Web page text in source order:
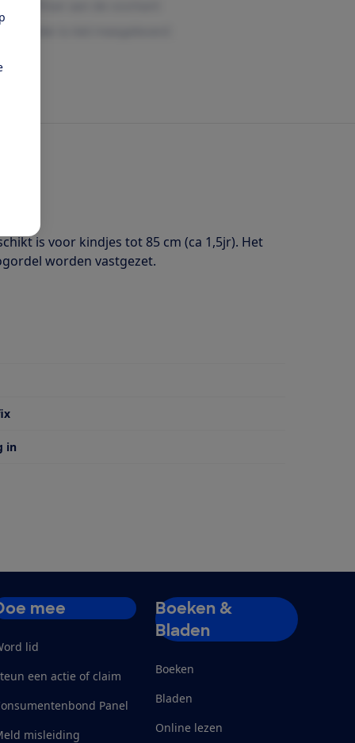
is voor kindjes tot 85 cm (ca 1,5jr). Het
worden vastgezet.
in
mee
lid
een actie of claim
Panel
misleiding
Boeken &
Bladen
Boeken
Bladen
Online lezen